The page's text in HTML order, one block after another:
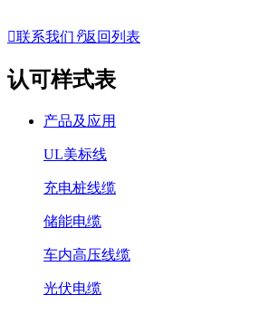
联系我们 𐃓返回列表
认可样式表
产品及应用
UL美标线
充电桩线缆
储能电缆
车内高压线缆
光伏电缆